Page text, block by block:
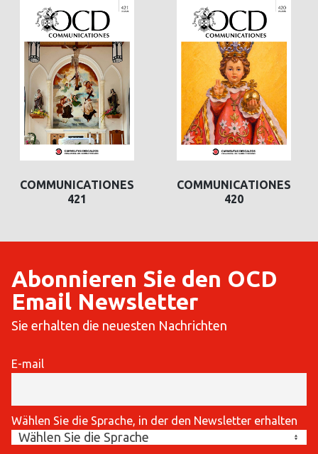
COMMUNICATIONES
421
COMMUNICATIONES
420
Abonnieren Sie den OCD
Email Newsletter
Sie erhalten die neuesten Nachrichten
E-mail
Wählen Sie die Sprache, in der den Newsletter erhalten